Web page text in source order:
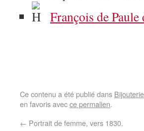
François de
Ce contenu a été publié dans
en favoris avecce permalien.
← Portrait de femme, vers 1830.